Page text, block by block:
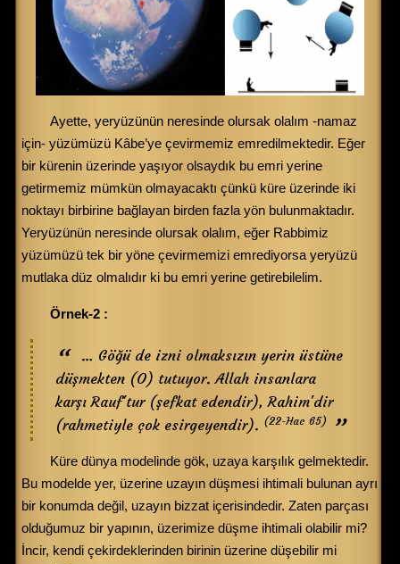
Ayette, yeryüzünün neresinde olursak olalım -namaz
için- yüzümüzü Kâbe’ye çevirmemiz emredilmektedir. Eğer
bir kürenin üzerinde yaşıyor olsaydık bu emri yerine
getirmemiz mümkün olmayacaktı çünkü küre üzerinde iki
noktayı birbirine bağlayan birden fazla yön bulunmaktadır.
Yeryüzünün neresinde olursak olalım, eğer Rabbimiz
yüzümüzü tek bir yöne çevirmemizi emrediyorsa yeryüzü
mutlaka düz olmalıdır ki bu emri yerine getirebilelim.
Örnek-2 :
… Göğü de izni olmaksızın yerin üstüne
düşmekten (O) tutuyor. Allah insanlara
karşı Rauf'tur (şefkat edendir), Rahim'dir
(rahmetiyle çok esirgeyendir). (22-Hac 65)
Küre dünya modelinde gök, uzaya karşılık gelmektedir.
Bu modelde yer, üzerine uzayın düşmesi ihtimali bulunan ayrı
bir konumda değil, uzayın bizzat içerisindedir. Zaten parçası
olduğumuz bir yapının, üzerimize düşme ihtimali olabilir mi?
İncir, kendi çekirdeklerinden birinin üzerine düşebilir mi